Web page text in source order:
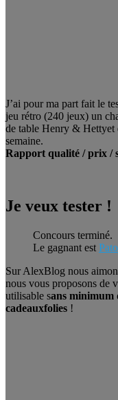
J’ai pour ma part fait le
jeu rétro (240 jeux) un
de table Henry & Hettyet
semaine.
Rapport qualité / prix /
Je veux tester !
Concours terminé.
Le gagnant est
Sur AlexBlog nous
nous vous proposons de
utilisable sans minimum
cadeauxfolies !